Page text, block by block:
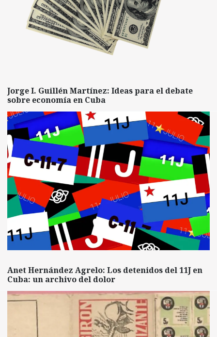
Jorge I. Guillén Martínez: Ideas para el debate
sobre economía en Cuba
Anet Hernández Agrelo: Los detenidos del 11J en
Cuba: un archivo del dolor